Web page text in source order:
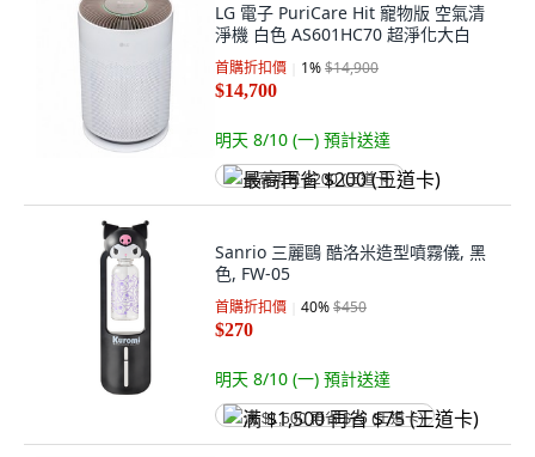
LG 電子 PuriCare Hit 寵物版 空氣清
淨機 白色 AS601HC70 超淨化大白
首購折扣價 1%$14,900
$14,700
明天 8/10 (一) 預計送達
最高再省 $200 (王道卡)
Sanrio 三麗鷗 酷洛米造型噴霧儀, 黑
色, FW-05
首購折扣價 40%$450
$270
明天 8/10 (一) 預計送達
满 $1,500 再省 $75 (王道卡)